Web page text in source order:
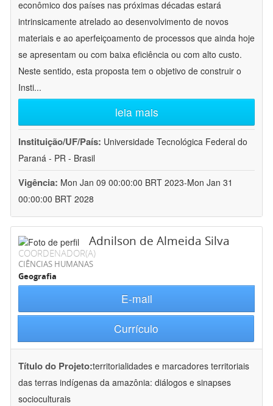
econômico dos países nas próximas décadas estará
intrinsicamente atrelado ao desenvolvimento de novos
materiais e ao aperfeiçoamento de processos que ainda hoje
se apresentam ou com baixa eficiência ou com alto custo.
Neste sentido, esta proposta tem o objetivo de construir o
Insti...
leia mais
Instituição/UF/País: Universidade Tecnológica Federal do
Paraná - PR - Brasil
Vigência: Mon Jan 09 00:00:00 BRT 2023-Mon Jan 31
00:00:00 BRT 2028
Adnilson de Almeida Silva
COORDENADOR(A)
CIÊNCIAS HUMANAS
Geografia
E-mail
Currículo
Título do Projeto:territorialidades e marcadores territoriais
das terras indígenas da amazônia: diálogos e sinapses
socioculturais